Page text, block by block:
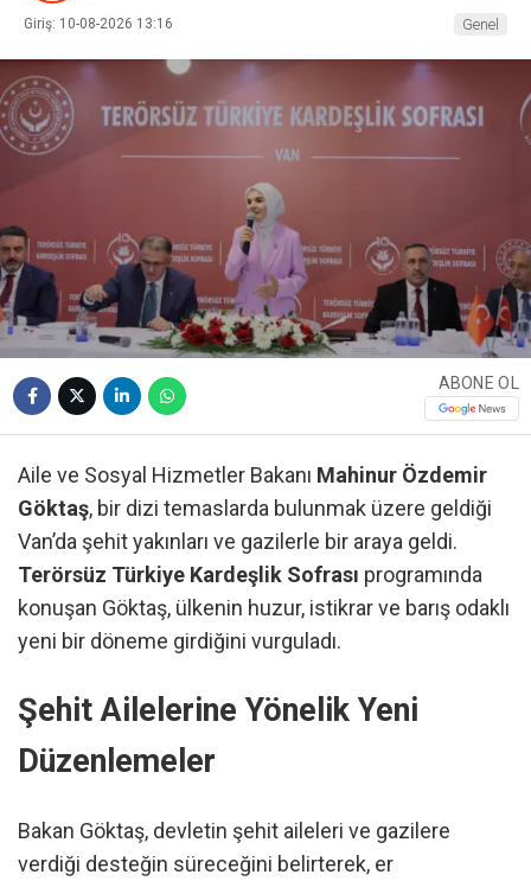
Giriş: 10-08-2026 13:16 Genel
ABONE OL
Aile ve Sosyal Hizmetler Bakanı Mahinur Özdemir
Göktaş, bir dizi temaslarda bulunmak üzere geldiği
Van’da şehit yakınları ve gazilerle bir araya geldi.
Terörsüz Türkiye Kardeşlik Sofrası programında
konuşan Göktaş, ülkenin huzur, istikrar ve barış odaklı
yeni bir döneme girdiğini vurguladı.
Şehit Ailelerine Yönelik Yeni
Düzenlemeler
Bakan Göktaş, devletin şehit aileleri ve gazilere
verdiği desteğin süreceğini belirterek, er